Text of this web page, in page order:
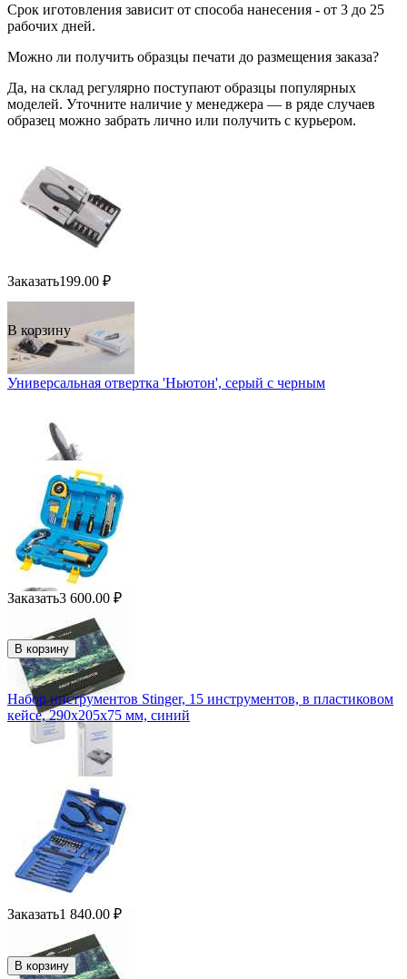
Срок иготовления зависит от способа нанесения - от 3 до 25
рабочих дней.
Можно ли получить образцы печати до размещения заказа?
Да, на склад регулярно поступают образцы популярных
моделей. Уточните наличие у менеджера — в ряде случаев
образец можно забрать лично или получить с курьером.
Заказать199.00 ₽
В корзину
Универсальная отвертка 'Ньютон', серый с черным
Заказать3 600.00 ₽
В корзину
Набор инструментов Stinger, 15 инструментов, в пластиковом
кейсе, 290х205x75 мм, синий
Заказать1 840.00 ₽
В корзину